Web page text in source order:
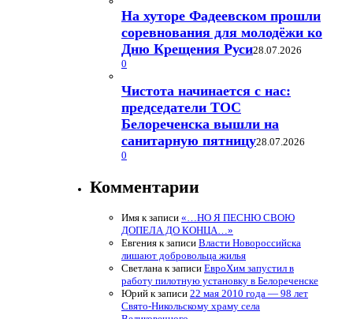
На хуторе Фадеевском прошли
соревнования для молодёжи ко
Дню Крещения Руси28.07.2026
0
Чистота начинается с нас:
председатели ТОС
Белореченска вышли на
санитарную пятницу28.07.2026
0
Комментарии
Имя к записи «…НО Я ПЕСНЮ СВОЮ
ДОПЕЛА ДО КОНЦА…»
Евгения к записи Власти Новороссийска
лишают добровольца жилья
Светлана к записи ЕвроХим запустил в
работу пилотную установку в Белореченске
Юрий к записи 22 мая 2010 года — 98 лет
Свято-Никольскому храму села